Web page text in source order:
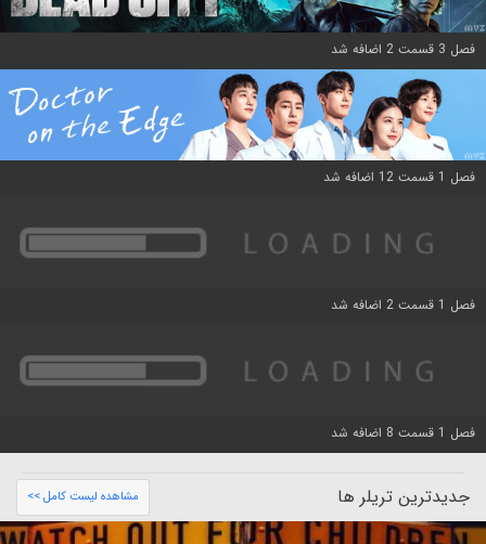
فصل 3 قسمت 2 اضافه شد
فصل 1 قسمت 12 اضافه شد
فصل 1 قسمت 2 اضافه شد
فصل 1 قسمت 8 اضافه شد
جدیدترین تریلر ها مشاهده لیست کامل >>